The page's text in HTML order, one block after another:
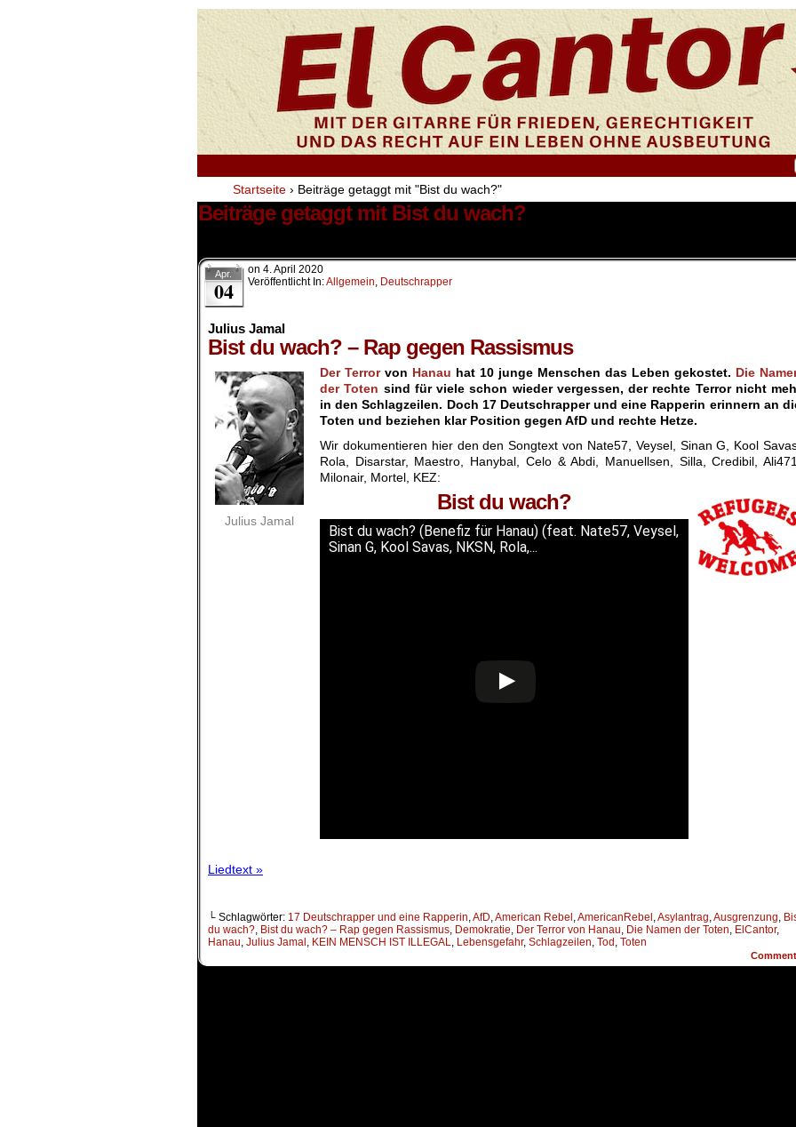
Startseite › Beiträge getaggt mit "Bist du wach?"
Beiträge getaggt mit Bist du wach?
Apr.
04
on 4. April 2020
Veröffentlicht In:Allgemein, Deutschrapper
Julius Jamal
Bist du wach? – Rap gegen Rassismus
Julius Jamal
Der Terrorvon Hanau hat 10 junge Menschen das Leben gekostet. Die
der Toten sind für viele schon wieder vergessen, der rechte Terror nicht
in den Schlagzeilen. Doch 17 Deutschrapper und eine Rapperin erinnern an
Toten und beziehen klar Position gegen AfD und rechte Hetze.
Wir dokumentieren hier den den Songtext von Nate57, Veysel, Sinan G, Kool
Rola, Disarstar, Maestro, Hanybal, Celo & Abdi, Manuellsen, Silla, Credibil,
Milonair, Mortel, KEZ:
Bist du wach?
Bist du wach? (Benefiz für Hanau) (feat. Nate57, Veysel,
Sinan G, Kool Savas, NKSN, Rola,...
Liedtext »
└ Schlagwörter: 17 Deutschrapper und eine Rapperin,AfD,American Rebel ,AmericanRebel ,Asylantrag,Ausgrenzung,
du wach?, Bist du wach? – Rap gegen Rassismus, Demokratie, Der Terror von Hanau, Die Namen der Toten, ElCantor,
Hanau, Julius Jamal , KEIN MENSCH IST ILLEGAL, Lebensgefahr, Schlagzeilen, Tod , Toten